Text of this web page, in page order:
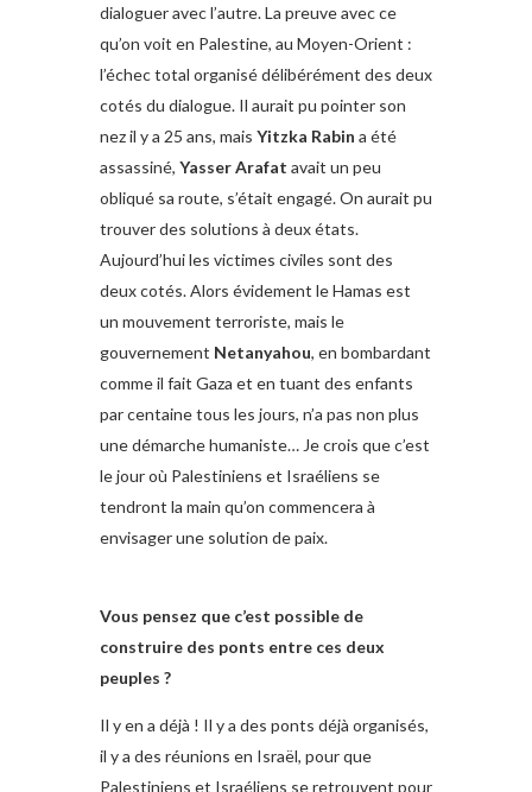
dialoguer avec l’autre. La preuve avec ce
qu’on voit en Palestine, au Moyen-Orient :
l’échec total organisé délibérément des deux
cotés du dialogue. Il aurait pu pointer son
nez il y a 25 ans, mais Yitzka Rabin a été
assassiné, Yasser Arafat avait un peu
obliqué sa route, s’était engagé. On aurait pu
trouver des solutions à deux états.
Aujourd’hui les victimes civiles sont des
deux cotés. Alors évidement le Hamas est
un mouvement terroriste, mais le
gouvernement Netanyahou, en bombardant
comme il fait Gaza et en tuant des enfants
par centaine tous les jours, n’a pas non plus
une démarche humaniste… Je crois que c’est
le jour où Palestiniens et Israéliens se
tendront la main qu’on commencera à
envisager une solution de paix.
Vous pensez que c’est possible de
construire des ponts entre ces deux
peuples ?
Il y en a déjà ! Il y a des ponts déjà organisés,
il y a des réunions en Israël, pour que
Palestiniens et Israéliens se retrouvent pour